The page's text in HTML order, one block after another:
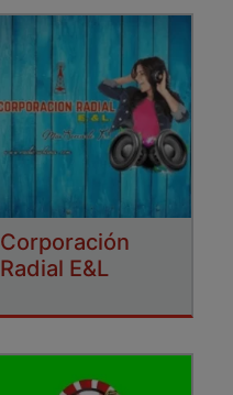
Corporación
Radial E&L